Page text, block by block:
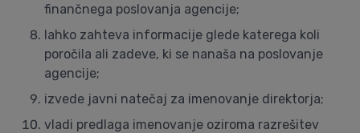
finančnega poslovanja agencije;
lahko zahteva informacije glede katerega koli
poročila ali zadeve, ki se nanaša na poslovanje
agencije;
izvede javni natečaj za imenovanje direktorja;
vladi predlaga imenovanje oziroma razrešitev